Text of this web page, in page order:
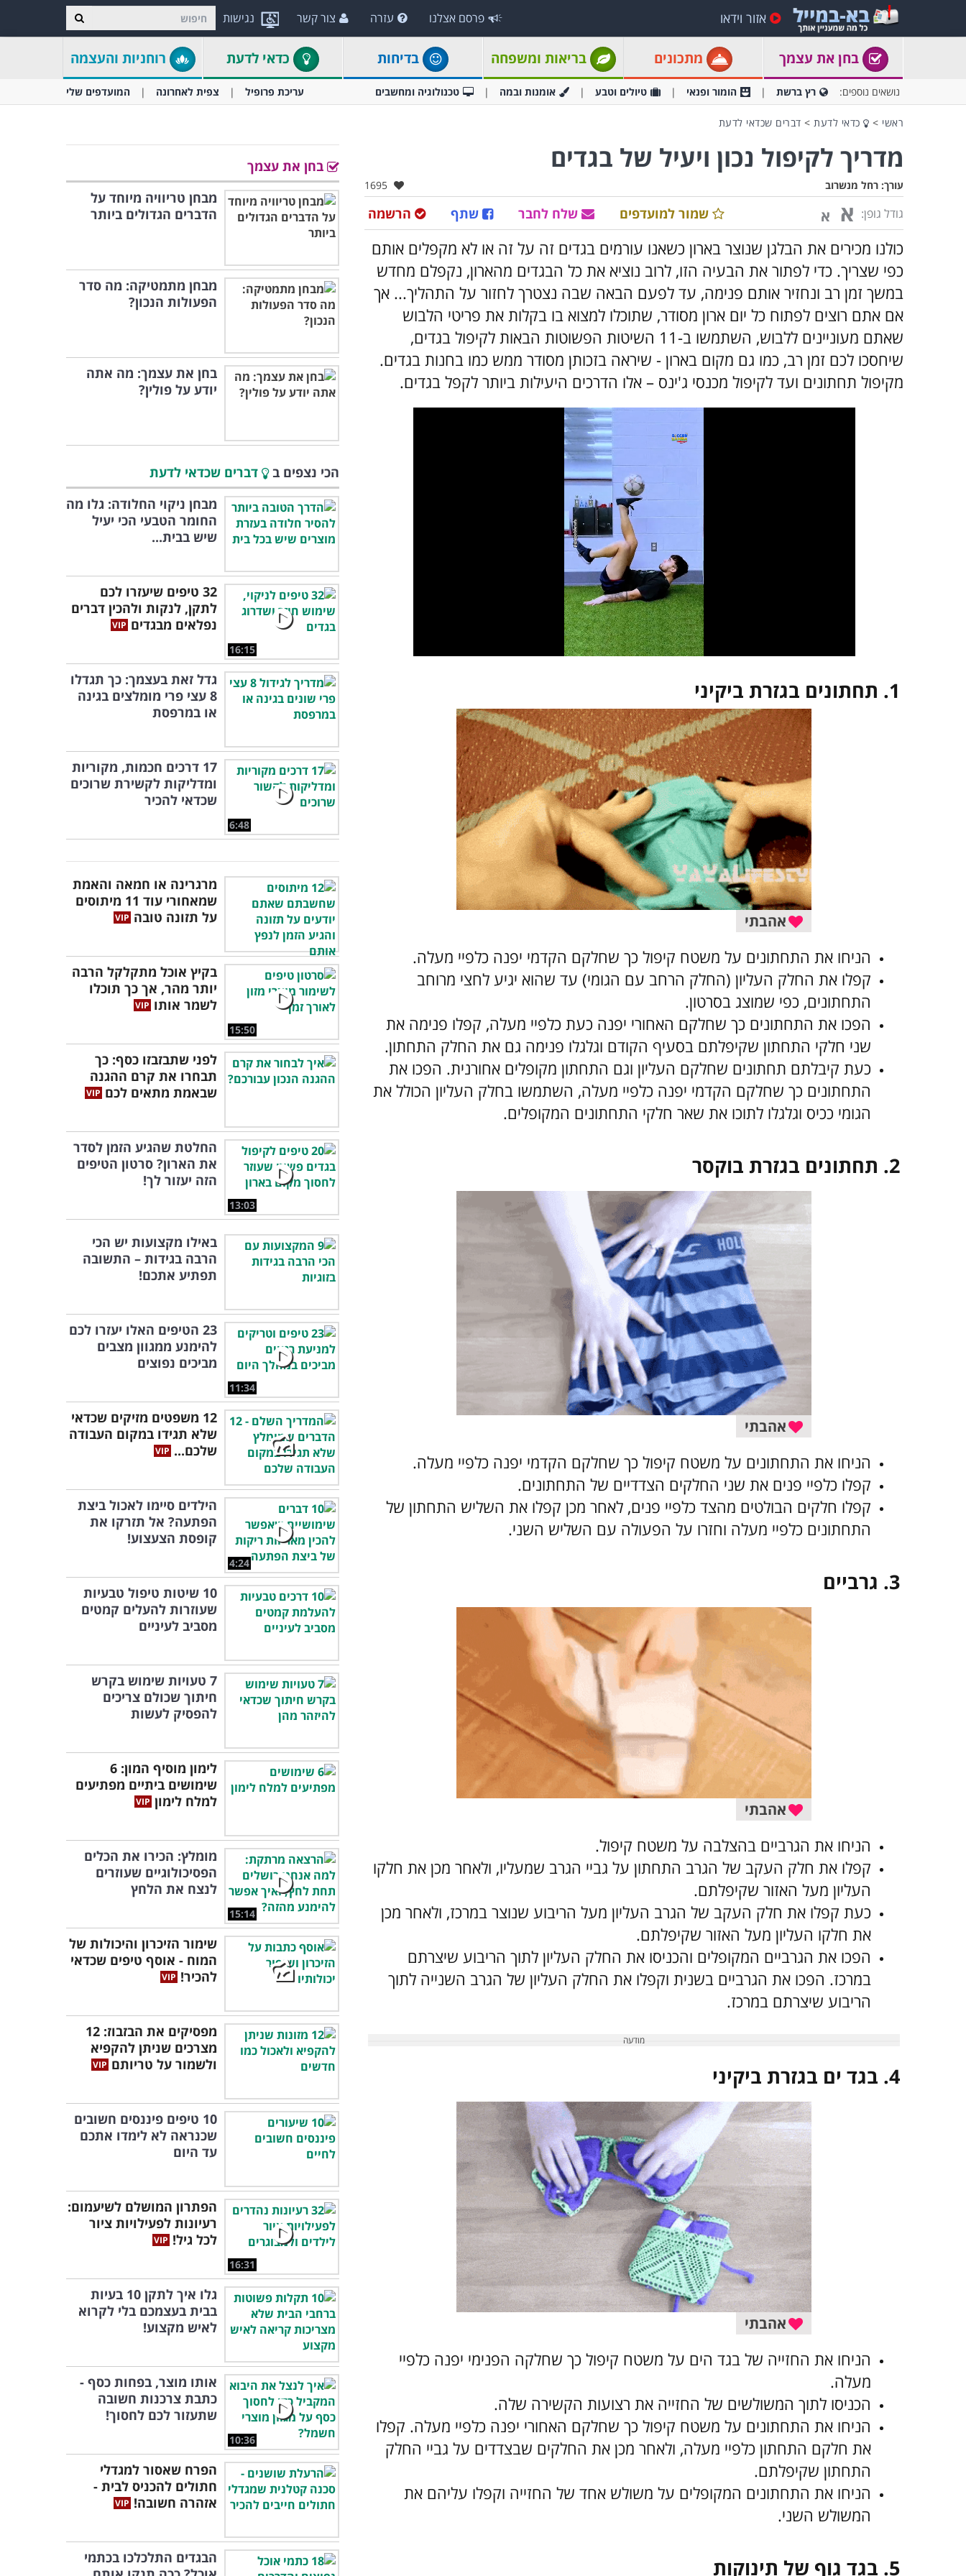
נגישות אזור וידאו פרסם אצלנו עזרה צור קשר
בחן את עצמך מתכונים בריאות ומשפחה בדיחות כדאי לדעת רוחניות והעצמה
נושאים נוספים: רץ ברשת הומור ופנאי טיולים וטבע אומנות ובמה טכנולוגיה ומחשבים עריכת פרופיל צפית לאחרונה המועדפים שלי
ראשי > כדאי לדעת > דברים שכדאי לדעת
מדריך לקיפול נכון ויעיל של בגדים
עורך: רחל מנשרוב אהבו:
1695
גודל גופן: א א הרשמה שתף שלח לחבר שמור למועדפים
כולנו מכירים את הבלגן שנוצר בארון כשאנו עורמים בגדים זה על זה או לא מקפלים אותם
כפי שצריך. כדי לפתור את הבעיה הזו, לרוב נוציא את כל הבגדים מהארון, נקפלם מחדש
במשך זמן רב ונחזיר אותם פנימה, עד לפעם הבאה שבה נצטרך לחזור על התהליך... אך
אם אתם רוצים לפתוח כל יום ארון מסודר, שתוכלו למצוא בו בקלות את פריטי הלבוש
שאתם מעוניינים ללבוש, השתמשו ב-11 השיטות הפשוטות הבאות לקיפול בגדים,
שיחסכו לכם זמן רב, כמו גם מקום בארון - שיראה בזכותן מסודר ממש כמו בחנות בגדים.
מקיפול תחתונים ועד לקיפול מכנסי ג'ינס – אלו הדרכים היעילות ביותר לקפל בגדים.
1. תחתונים בגזרת ביקיני
אהבתי
הניחו את התחתונים על משטח קיפול כך שחלקם הקדמי יפנה כלפיי מעלה.
קפלו את החלק העליון (החלק הרחב עם הגומי) עד שהוא יגיע לחצי מרוחב
התחתונים, כפי שמוצג בסרטון.
הפכו את התחתונים כך שחלקם האחורי יפנה כעת כלפיי מעלה, קפלו פנימה את
שני חלקי התחתון שקיפלתם בסעיף הקודם וגלגלו פנימה גם את החלק התחתון.
כעת קיבלתם תחתונים שחלקם העליון וגם התחתון מקופלים אחורנית. הפכו את
התחתונים כך שחלקם הקדמי יפנה כלפיי מעלה, השתמשו בחלק העליון הכולל את
הגומי ככיס וגלגלו לתוכו את שאר חלקי התחתונים המקופלים.
2. תחתונים בגזרת בוקסר
אהבתי
הניחו את התחתונים על משטח קיפול כך שחלקם הקדמי יפנה כלפיי מעלה.
קפלו כלפיי פנים את שני החלקים הצדדיים של התחתונים.
קפלו חלקים הבולטים מהצד כלפיי פנים, לאחר מכן קפלו את השליש התחתון של
התחתונים כלפיי מעלה וחזרו על הפעולה עם השליש השני.
3. גרביים
אהבתי
הניחו את הגרביים בהצלבה על משטח קיפול.
קפלו את חלק העקב של הגרב התחתון על גביי הגרב שמעליו, ולאחר מכן את חלקו
העליון מעל האזור שקיפלתם.
כעת קפלו את חלק העקב של הגרב העליון מעל הריבוע שנוצר במרכז, ולאחר מכן
את חלקו העליון מעל האזור שקיפלתם.
הפכו את הגרביים המקופלים והכניסו את החלק העליון לתוך הריבוע שיצרתם
במרכז. הפכו את הגרביים בשנית וקפלו את החלק העליון של הגרב השנייה לתוך
הריבוע שיצרתם במרכז.
4. בגד ים בגזרת ביקיני
אהבתי
הניחו את החזייה של בגד הים על משטח קיפול כך שחלקה הפנימי יפנה כלפיי
מעלה.
הכניסו לתוך המשולשים של החזייה את רצועות הקשירה שלה.
הניחו את התחתונים על משטח קיפול כך שחלקם האחורי יפנה כלפיי מעלה. קפלו
את חלקם התחתון כלפיי מעלה, ולאחר מכן את החלקים שבצדדים על גביי החלק
התחתון שקיפלתם.
הניחו את התחתונים המקופלים על משולש אחד של החזייה וקפלו עליהם את
המשולש השני.
5. בגד גוף של תינוקות
בחן את עצמך
מבחן טריוויה מיוחד על
הדברים הגדולים ביותר
מבחן מתמטיקה: מה סדר
הפעולות הנכון?
בחן את עצמך: מה אתה
יודע על פולין?
הכי נצפים ב
דברים שכדאי לדעת
מבחן ניקוי החלודה: גלו מה
החומר הטבעי הכי יעיל
שיש בבית...
16:15
32 טיפים שיעזרו לכם
לתקן, לנקות ולהכין דברים
נפלאים מבגדים
גדל זאת בעצמך: כך תגדלו
8 עצי פרי מומלצים בגינה
או במרפסת
6:48
17 דרכים חכמות, מקוריות
ומדליקות לקשירת שרוכים
שכדאי להכיר
מרגרינה או חמאה והאמת
שמאחורי עוד 11 מיתוסים
על תזונה טובה
15:50
בקיץ אוכל מתקלקל הרבה
יותר מהר, אך כך תוכלו
לשמר אותו
לפני שתבזבזו כסף: כך
תבחרו את קרם ההגנה
שבאמת מתאים לכם
13:03
החלטת שהגיע הזמן לסדר
את הארון? סרטון הטיפים
הזה יעזור לך!
באילו מקצועות יש הכי
הרבה בגידות – התשובה
תפתיע אתכם!
11:34
23 הטיפים האלו יעזרו לכם
להימנע ממגוון מצבים
מביכים נפוצים
12 משפטים מזיקים שכדאי
שלא תגידו במקום העבודה
שלכם...
4:24
הילדים סיימו לאכול ביצת
הפתעה? אל תזרקו את
קופסת הצעצוע!
10 שיטות טיפול טבעיות
שעוזרות להעלים קמטים
מסביב לעיניים
7 טעויות שימוש בקרש
חיתוך שכולם צריכים
להפסיק לעשות
לימון מוסיף המון: 6
שימושים ביתיים מפתיעים
למלח לימון
15:14
מומלץ: הכירו את הכלים
הפסיכולוגיים שעוזרים
לנצח את הלחץ
שימור הזיכרון והיכולות של
המוח - אוסף טיפים שכדאי
להכיר!
מפסיקים את הבזבוז: 12
מצרכים שניתן להקפיא
ולשמור על טריותם
10 טיפים פיננסים חשובים
שכנראה לא לימדו אתכם
עד היום
16:31
הפתרון המושלם לשיעמום:
רעיונות לפעילויות ציור
לכל גיל!
גלו איך לתקן 10 בעיות
בבית בעצמכם בלי לקרוא
לאיש מקצוע!
10:36
אותו מוצר, בפחות כסף -
כתבת צרכנות חשובה
שתעזור לכם לחסוך!
הפרח שאסור למגדלי
חתולים להכניס לבית -
אזהרה חשובה!
הבגדים התלכלכו בכתמי